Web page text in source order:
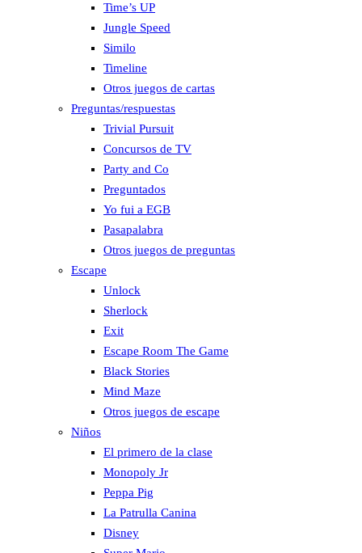
Time’s UP
Jungle Speed
Similo
Timeline
Otros juegos de cartas
Preguntas/respuestas
Trivial Pursuit
Concursos de TV
Party and Co
Preguntados
Yo fui a EGB
Pasapalabra
Otros juegos de preguntas
Escape
Unlock
Sherlock
Exit
Escape Room The Game
Black Stories
Mind Maze
Otros juegos de escape
Niños
El primero de la clase
Monopoly Jr
Peppa Pig
La Patrulla Canina
Disney